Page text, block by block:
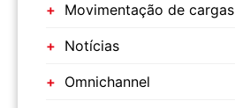
Movimentação de cargas
Notícias
Omnichannel